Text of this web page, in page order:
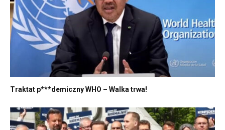
Traktat p***demiczny WHO – Walka trwa!